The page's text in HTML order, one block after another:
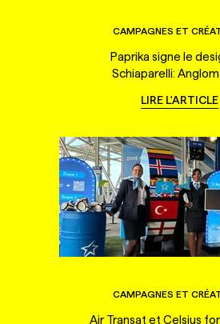
CAMPAGNES ET
Paprika signe le
Schiaparelli:
LIRE L'ARTICLE
CAMPAGNES ET
Air Transat et Celsius